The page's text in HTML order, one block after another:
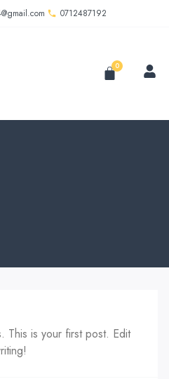
0712487192
0
This is your first post. Edit